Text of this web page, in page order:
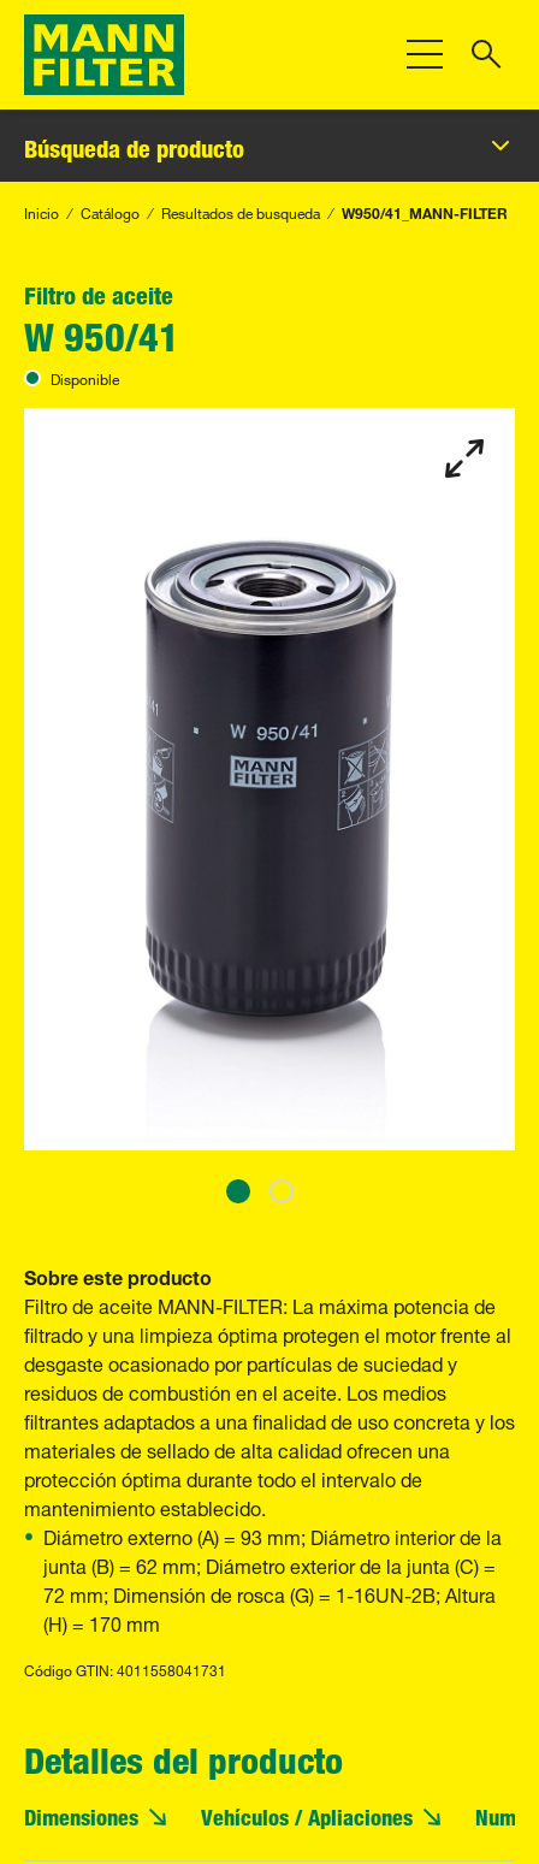
Toggle
Búsqueda de producto
Inicio Catálogo Resultados de busqueda W950/41_MANN-FILTER
Filtro de aceite
W 950/41
Disponible
Sobre este producto
Filtro de aceite MANN-FILTER: La máxima potencia de
filtrado y una limpieza óptima protegen el motor frente al
desgaste ocasionado por partículas de suciedad y
residuos de combustión en el aceite. Los medios
filtrantes adaptados a una finalidad de uso concreta y los
materiales de sellado de alta calidad ofrecen una
protección óptima durante todo el intervalo de
mantenimiento establecido.
Diámetro externo (A) = 93 mm; Diámetro interior de la
junta (B) = 62 mm; Diámetro exterior de la junta (C) =
72 mm; Dimensión de rosca (G) = 1-16UN-2B; Altura
(H) = 170 mm
Código GTIN: 4011558041731
Detalles del producto
Dimensiones Vehículos / Apliaciones